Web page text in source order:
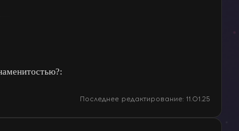
Последнее редактирование: 11.01.25